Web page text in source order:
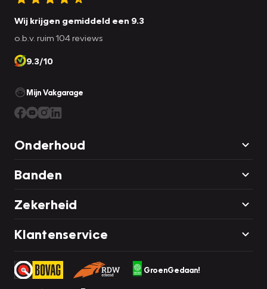
Wij krijgen gemiddeld een 9.3
o.b.v. ruim 104 reviews
9.3/10
Mijn Vakgarage
Onderhoud
Banden
Zekerheid
Klantenservice
GroenGedaan!